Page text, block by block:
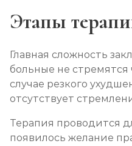
Этапы
Главная сложность
больные не
случае резкого
отсутствует
Терапия проводится
появилось желание